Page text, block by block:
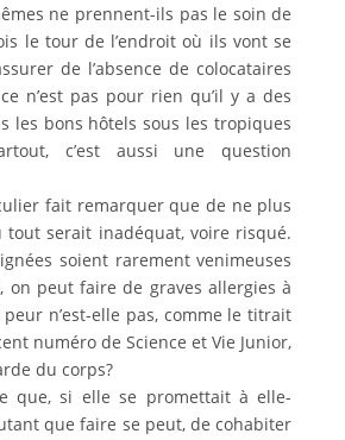
ne prennent-ils pas le soin de
le tour de l’endroit où ils vont se
de l’absence de colocataires
n’est pas pour rien qu’il y a des
les bons hôtels sous les tropiques
c’est aussi une question
fait remarquer que de ne plus
serait inadéquat, voire risqué.
soient rarement venimeuses
on peut faire de graves allergies à
n’est-elle pas, comme le titrait
numéro de Science et Vie Junior,
du corps?
que, si elle se promettait à elle-
que faire se peut, de cohabiter